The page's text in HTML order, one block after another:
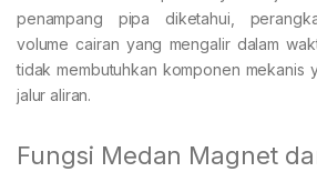
penampang pipa diketahui,
volume cairan yang mengalir dalam
tidak membutuhkan komponen mekanis
jalur aliran.
Fungsi Medan Magnet